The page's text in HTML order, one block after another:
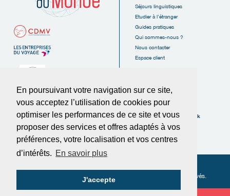
En poursuivant votre navigation sur ce site,
vous acceptez l’utilisation de cookies pour
optimiser les performances de ce site et vous
proposer des services et offres adaptés à vos
préférences, votre localisation et vos centres
d’intérêts. En savoir plus
J'accepte
6, Rue des Tanneurs
16110 La Rochefoucauld
Tél :
05.45.62.38.20
Fax :05.45.62.37.89
Séjours linguistiques
Etudier à l'étranger
Guides pratiques
Qui sommes-nous ?
Nous contacter
Espace client
Suivez-nous sur Facebook
Conditions générales de vente - Tous droits réservés.